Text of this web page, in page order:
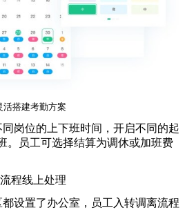
活搭建考勤方案
岗位的上下班时间，开启不同的起
。员工可选择结算为调休或加班费
程线上处理
设置了办公室，员工入转调离流程